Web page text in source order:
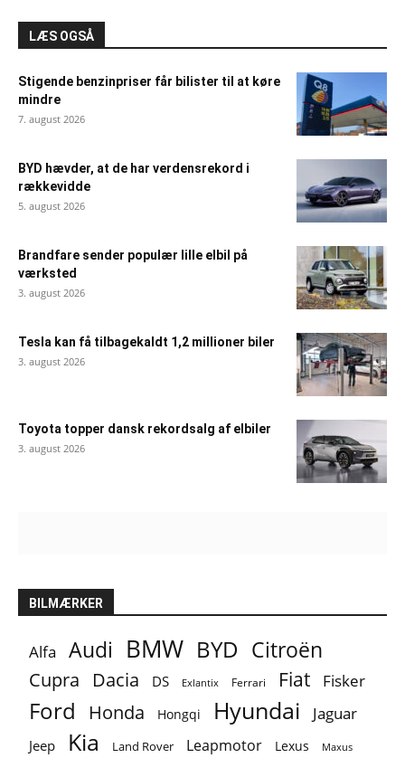
LÆS OGSÅ
Stigende benzinpriser får bilister til at køre
mindre
7. august 2026
BYD hævder, at de har verdensrekord i
rækkevidde
5. august 2026
Brandfare sender populær lille elbil på
værksted
3. august 2026
Tesla kan få tilbagekaldt 1,2 millioner biler
3. august 2026
Toyota topper dansk rekordsalg af elbiler
3. august 2026
BILMÆRKER
Alfa Audi BMW BYD Citroën
Cupra Dacia DS Exlantix Ferrari Fiat Fisker
Ford Honda Hongqi Hyundai Jaguar
Jeep Kia Land Rover Leapmotor Lexus Maxus